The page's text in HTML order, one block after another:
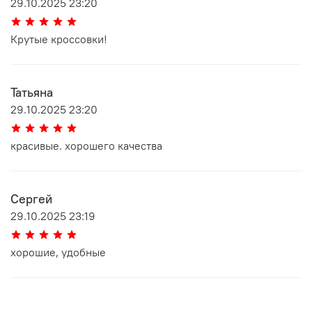
Крутые кроссовки!
Татьяна
29.10.2025 23:20
красивые. хорошего качества
Сергей
29.10.2025 23:19
хорошие, удобные